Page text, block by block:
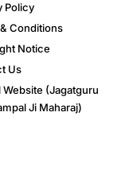
Policy
Conditions
Notice
Us
Website (Jagatguru
Ji Maharaj)